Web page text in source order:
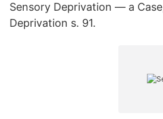
Sensory Deprivation — a
Deprivation s. 91.